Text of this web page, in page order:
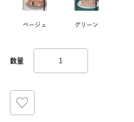
ベージュ グリーン